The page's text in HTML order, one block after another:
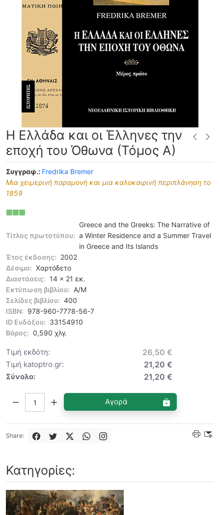
Η Ελλάδα και οι Έλληνες την
εποχή του Όθωνα (Τόμος Α)
Συγγραφ.: Fredrika Bremer
Μια χειμερινή παραμονή και μια καλοκαιρινή περιπλάνηση το
1859
Τίτλος πρωτοτύπου:
Greece and the Greeks: The Narrative of
a Winter Residence and a Summer Travel
in Greece and Its Islands
Έτος έκδοσης: 2002
Δέσιμο: Χαρτόδετο
Διαστάσεις: 14 x 21 εκ.
Εκτύπωση βιβλίου: Α/Μ
Σελίδες βιβλίου: 400
ISBN: 978-960-7778-56-7
ID Ευδόξου: 33154910
Βάρος: 0,590 χλγ.
Τιμή εκδότη: 26,50 €
Τιμή katoptro.gr: 21,20 €
Σύνολο: 21,20 €
Αγορά
Share:
Κατηγορίες: